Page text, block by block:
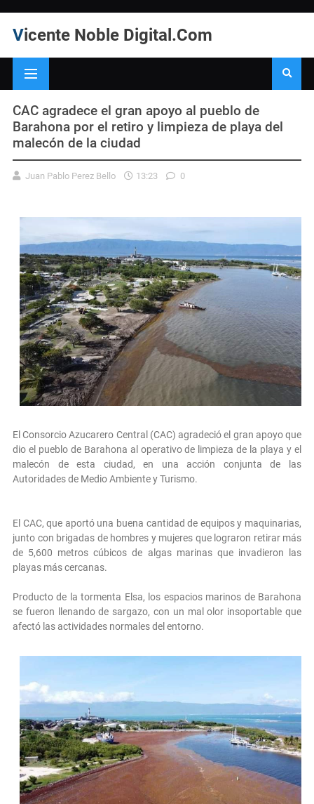
Vicente Noble Digital.Com
CAC agradece el gran apoyo al pueblo de
Barahona por el retiro y limpieza de playa del
malecón de la ciudad
Juan Pablo Perez Bello 13:23 0
El Consorcio Azucarero Central (CAC) agradeció el gran apoyo que
dio el pueblo de Barahona al operativo de limpieza de la playa y el
malecón de esta ciudad, en una acción conjunta de las
Autoridades de Medio Ambiente y Turismo.
El CAC, que aportó una buena cantidad de equipos y maquinarias,
junto con brigadas de hombres y mujeres que lograron retirar más
de 5,600 metros cúbicos de algas marinas que invadieron las
playas más cercanas.
Producto de la tormenta Elsa, los espacios marinos de Barahona
se fueron llenando de sargazo, con un mal olor insoportable que
afectó las actividades normales del entorno.